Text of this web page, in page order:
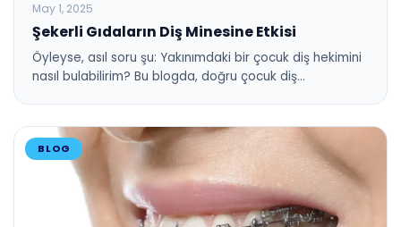
May 1, 2025
Şekerli Gıdaların Diş Minesine Etkisi
Öyleyse, asıl soru şu: Yakınımdaki bir çocuk diş hekimini
nasıl bulabilirim? Bu blogda, doğru çocuk diş…
BLOG